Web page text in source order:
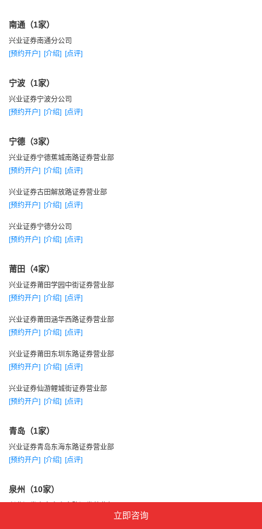
南通（1家）
兴业证券南通分公司
[预约开户] [介绍] [点评]
宁波（1家）
兴业证券宁波分公司
[预约开户] [介绍] [点评]
宁德（3家）
兴业证券宁德蕉城南路证券营业部
[预约开户] [介绍] [点评]
兴业证券古田解放路证券营业部
[预约开户] [介绍] [点评]
兴业证券宁德分公司
[预约开户] [介绍] [点评]
莆田（4家）
兴业证券莆田学园中街证券营业部
[预约开户] [介绍] [点评]
兴业证券莆田涵华西路证券营业部
[预约开户] [介绍] [点评]
兴业证券莆田东圳东路证券营业部
[预约开户] [介绍] [点评]
兴业证券仙游鲤城街证券营业部
[预约开户] [介绍] [点评]
青岛（1家）
兴业证券青岛东海东路证券营业部
[预约开户] [介绍] [点评]
泉州（10家）
立即咨询